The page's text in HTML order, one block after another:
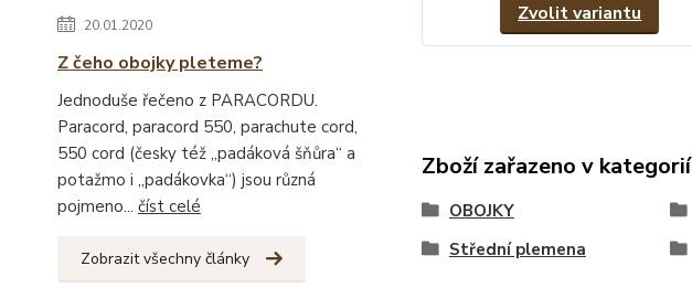
20.01.2020
Z čeho obojky pleteme?
Jednoduše řečeno z PARACORDU.
Paracord, paracord 550, parachute cord,
550 cord (česky též „padáková šňůra“ a
potažmo i „padákovka“) jsou různá
pojmeno... číst celé
Zobrazit všechny články
Zvolit variantu
Zboží zařazeno v
OBOJKY
Střední plemena